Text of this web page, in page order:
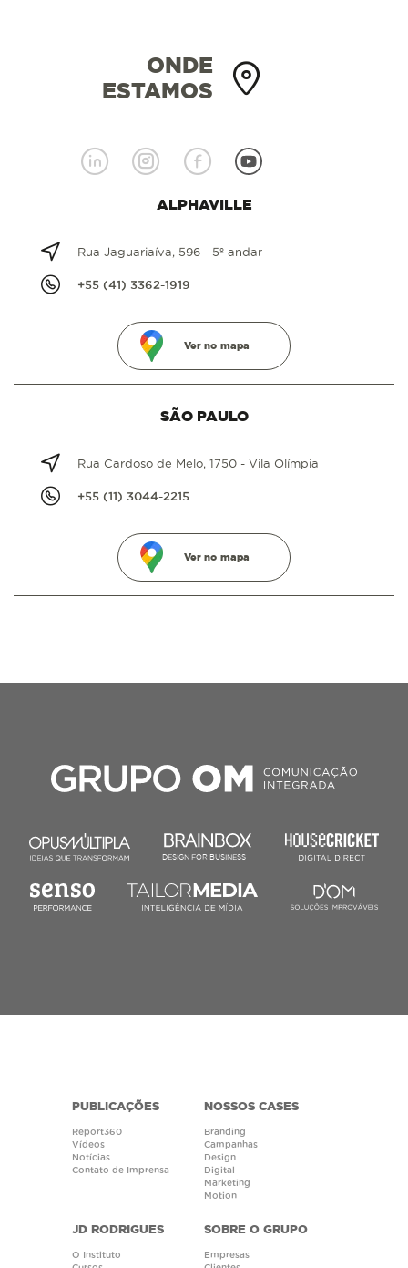
ONDE
ESTAMOS
ALPHAVILLE
Rua Jaguariaíva, 596 - 5º andar
+55 (41) 3362-1919
Ver no mapa
SÃO PAULO
Rua Cardoso de Melo, 1750 - Vila Olímpia
+55 (11) 3044-2215
Ver no mapa
DESIGN FOR BUSINESS
PUBLICAÇÕES
Report360
Vídeos
Notícias
Contato de Imprensa
NOSSOS CASES
Branding
Campanhas
Design
Digital
Marketing
Motion
JD RODRIGUES
O Instituto
SOBRE O GRUPO
Empresas